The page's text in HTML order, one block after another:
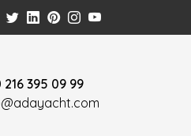
216 395 09 99